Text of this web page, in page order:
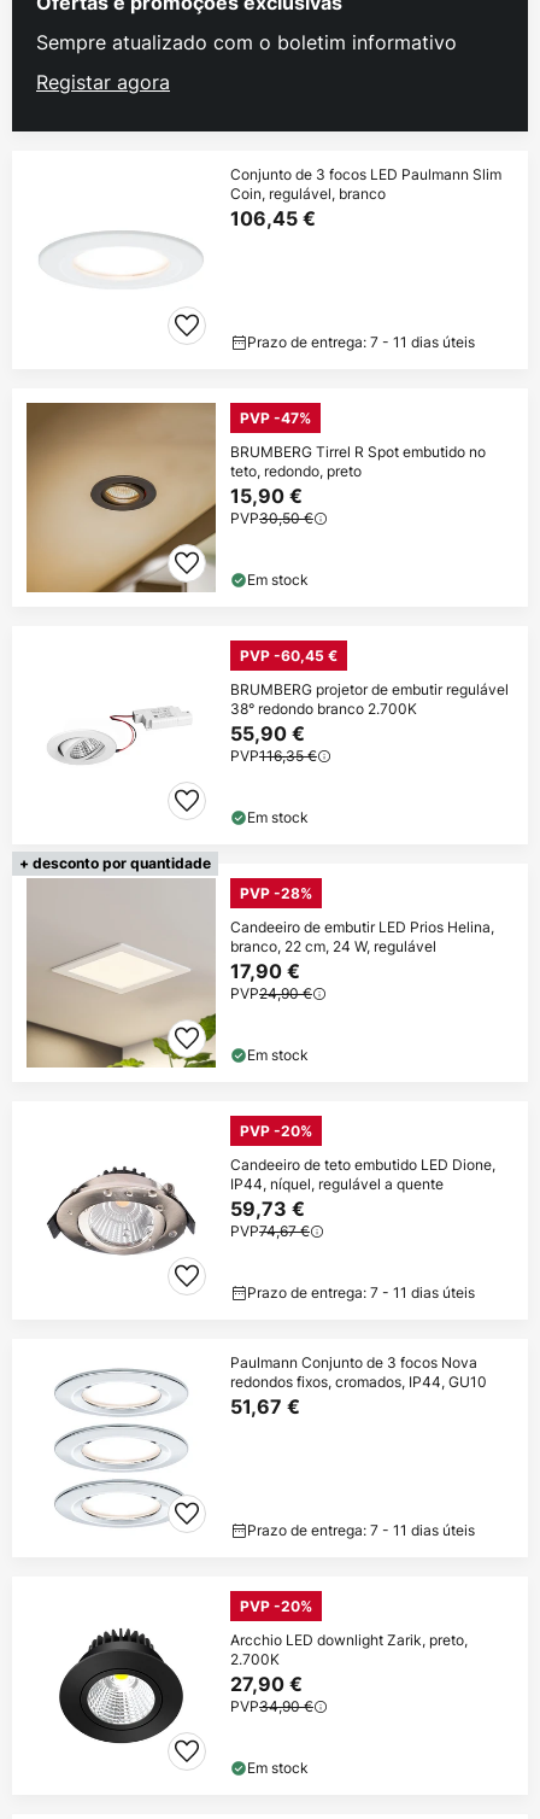
Sempre atualizado com o boletim informativo
Registar agora
Conjunto de 3 focos LED Paulmann Slim
Coin, regulável, branco
106,45 €
Prazo de entrega: 7 - 11 dias úteis
PVP -47%
BRUMBERG Tirrel R Spot embutido no
teto, redondo, preto
15,90 €
PVP30,50 €
Em stock
PVP -60,45 €
BRUMBERG projetor de embutir regulável
38° redondo branco 2.700K
55,90 €
PVP116,35 €
Em stock
+ desconto por quantidade
PVP -28%
Candeeiro de embutir LED Prios Helina,
branco, 22 cm, 24 W, regulável
17,90 €
PVP24,90 €
Em stock
PVP -20%
Candeeiro de teto embutido LED Dione,
IP44, níquel, regulável a quente
59,73 €
PVP74,67 €
Prazo de entrega: 7 - 11 dias úteis
Paulmann Conjunto de 3 focos Nova
redondos fixos, cromados, IP44, GU10
51,67 €
Prazo de entrega: 7 - 11 dias úteis
PVP -20%
Arcchio LED downlight Zarik, preto,
2.700K
27,90 €
PVP34,90 €
Em stock